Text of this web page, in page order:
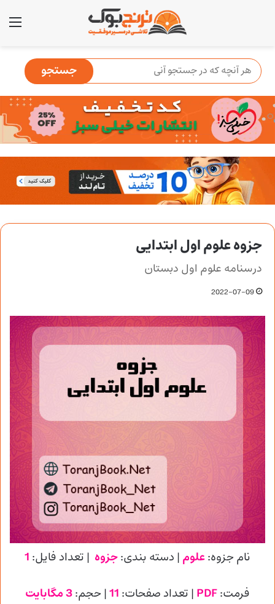
جزوه علوم اول ابتدایی
درسنامه علوم اول دبستان
2022-07-09
نام جزوه:علوم | دسته بندی:جزوه | تعداد فایل:
فرمت:PDF | تعداد صفحات: 11| حجم:3 مگابایت